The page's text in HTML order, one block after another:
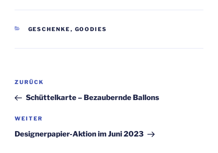
KATEGORIEN
GESCHENKE , GOODIES
Beitragsnavigation
Vorheriger
Beitrag
ZURÜCK
Schüttelkarte – Bezaubernde Ballons
Nächster
Beitrag
WEITER
Designerpapier-Aktion im Juni 2023